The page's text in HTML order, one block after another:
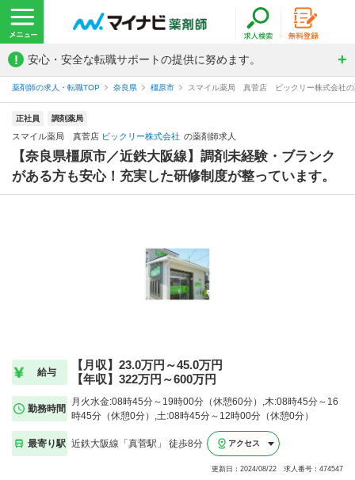
! 安心・安全な転職サポートの提供に努めます。
薬剤師の求人・転職TOP 奈良県 橿原市 スマイル薬局 真菅店 ビックリー株式会社の
正社員 調剤薬局
スマイル薬局 真菅店 ビックリー株式会社 の薬剤師求人
【奈良県橿原市／近鉄大阪線】調剤未経験・ブランク
がある方も安心！充実した研修制度が整っています。
給与
【月収】23.0万円～45.0万円
【年収】322万円～600万円
勤務時間
月火水金:08時45分～19時00分（休憩60分）,木:08時45分～16
時45分（休憩0分）,土:08時45分～12時00分（休憩0分）
最寄り駅 近鉄大阪線「真菅駅」 徒歩8分 アクセス
更新日：2024/08/22 求人番号：474547